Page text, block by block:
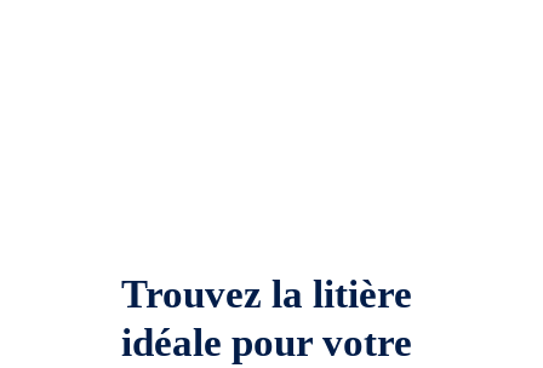
Trouvez la litière
idéale pour votre